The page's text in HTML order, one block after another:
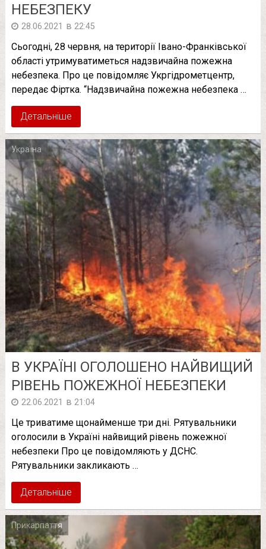
НЕБЕЗПЕКУ
28.06.2021 в 22:45
Сьогодні, 28 червня, на території Івано-Франківської
області утримуватиметься надзвичайна пожежна
небезпека. Про це повідомляє Укргідрометцентр,
передає Фіртка. “Надзвичайна пожежна небезпека …
Детальніше
Україна
В УКРАЇНІ ОГОЛОШЕНО НАЙВИЩИЙ
РІВЕНЬ ПОЖЕЖНОЇ НЕБЕЗПЕКИ
22.06.2021 в 21:04
Це триватиме щонайменше три дні. Рятувальники
оголосили в Україні найвищий рівень пожежної
небезпеки Про це повідомляють у ДСНС.
Рятувальники закликають …
Детальніше
Прикарпаття